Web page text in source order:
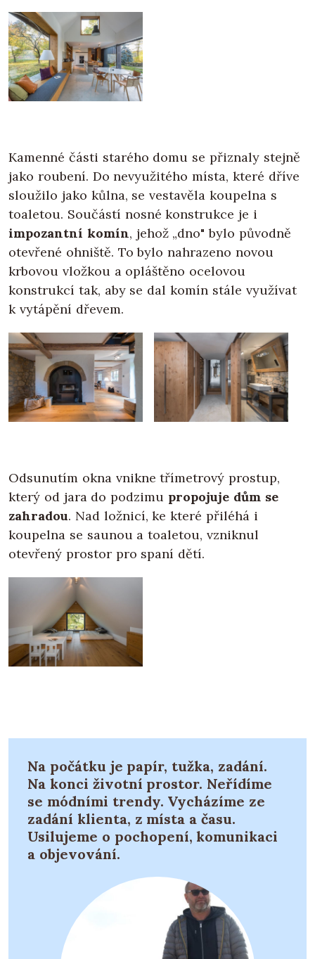
Kamenné části starého domu se přiznaly stejně
jako roubení. Do nevyužitého místa, které dříve
sloužilo jako kůlna, se vestavěla koupelna s
toaletou. Součástí nosné konstrukce je i
impozantní komín, jehož „dno" bylo původně
otevřené ohniště. To bylo nahrazeno novou
krbovou vložkou a opláštěno ocelovou
konstrukcí tak, aby se dal komín stále využívat
k vytápění dřevem.
Odsunutím okna vnikne třímetrový prostup,
který od jara do podzimu propojuje dům se
zahradou. Nad ložnicí, ke které přiléhá i
koupelna se saunou a toaletou, vzniknul
otevřený prostor pro spaní dětí.
Na počátku je papír, tužka, zadání.
Na konci životní prostor. Neřídíme
se módními trendy. Vycházíme ze
zadání klienta, z místa a času.
Usilujeme o pochopení, komunikaci
a objevování.